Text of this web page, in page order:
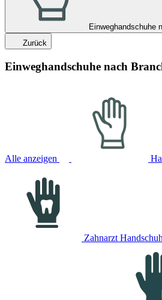
Einweghandschuhe
Zurück
Einweghandschuhe nach
Alle anzeigen
Zahnarzt